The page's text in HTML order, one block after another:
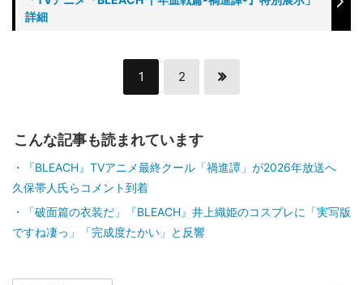
詳細
1 2
こんな記事も読まれています
『BLEACH』TVアニメ最終クール「禍進譚」が2026年放送へ
久保帯人氏らコメント到着
「破面篇の衣装だ」『BLEACH』井上織姫のコスプレに「実写版
ですね凄っ」「完成度たかい」と反響